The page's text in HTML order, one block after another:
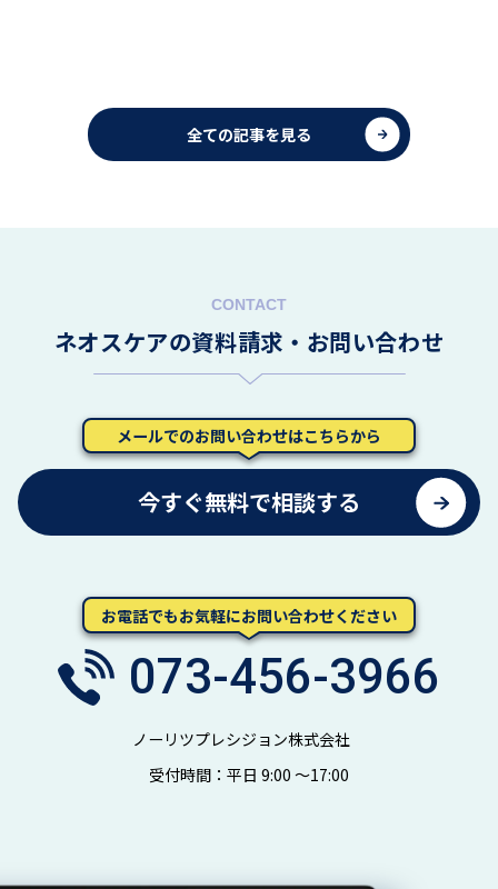
全ての記事を見る
ネオスケアの資料請求・お問い合わせ
メールでのお問い合わせはこちらから
今すぐ無料で相談する
お電話でもお気軽にお問い合わせください
073-456-3966
ノーリツプレシジョン株式会社
受付時間：平日 9:00 ～17:00